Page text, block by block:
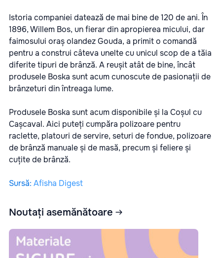
Istoria companiei datează de mai bine de 120 de ani. În
1896, Willem Bos, un fierar din apropierea micului, dar
faimosului oraș olandez Gouda, a primit o comandă
pentru a construi câteva unelte cu unicul scop de a tăia
diferite tipuri de brânză. A reușit atât de bine, încât
produsele Boska sunt acum cunoscute de pasionații de
brânzeturi din întreaga lume.
Produsele Boska sunt acum disponibile și la Coșul cu
Cașcaval. Aici puteți cumpăra polizoare pentru
raclette, platouri de servire, seturi de fondue, polizoare
de brânză manuale și de masă, precum și feliere și
cuțite de brânză.
Sursă: Afisha Digest
Noutați asemănătoare